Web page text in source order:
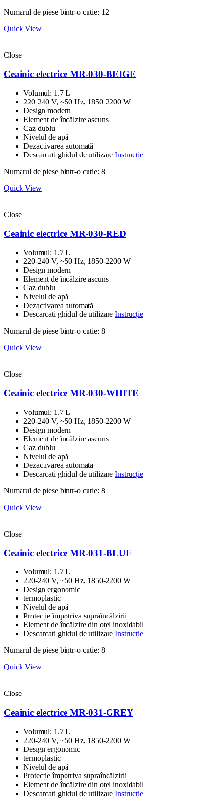
Numarul de piese bintr-o cutie: 12
Quick View
Close
Ceainic electrice MR-030-BEIGE
Volumul: 1.7 L
220-240 V, ~50 Hz, 1850-2200 W
Design modern
Element de încălzire ascuns
Caz dublu
Nivelul de apă
Dezactivarea automată
Descarcati ghidul de utilizare Instrucție
Numarul de piese bintr-o cutie: 8
Quick View
Close
Ceainic electrice MR-030-RED
Volumul: 1.7 L
220-240 V, ~50 Hz, 1850-2200 W
Design modern
Element de încălzire ascuns
Caz dublu
Nivelul de apă
Dezactivarea automată
Descarcati ghidul de utilizare Instrucție
Numarul de piese bintr-o cutie: 8
Quick View
Close
Ceainic electrice MR-030-WHITE
Volumul: 1.7 L
220-240 V, ~50 Hz, 1850-2200 W
Design modern
Element de încălzire ascuns
Caz dublu
Nivelul de apă
Dezactivarea automată
Descarcati ghidul de utilizare Instrucție
Numarul de piese bintr-o cutie: 8
Quick View
Close
Ceainic electrice MR-031-BLUE
Volumul: 1.7 L
220-240 V, ~50 Hz, 1850-2200 W
Design ergonomic
termoplastic
Nivelul de apă
Protecție împotriva supraîncălzirii
Element de încălzire din oțel inoxidabil
Descarcati ghidul de utilizare Instrucție
Numarul de piese bintr-o cutie: 8
Quick View
Close
Ceainic electrice MR-031-GREY
Volumul: 1.7 L
220-240 V, ~50 Hz, 1850-2200 W
Design ergonomic
termoplastic
Nivelul de apă
Protecție împotriva supraîncălzirii
Element de încălzire din oțel inoxidabil
Descarcati ghidul de utilizare Instrucție